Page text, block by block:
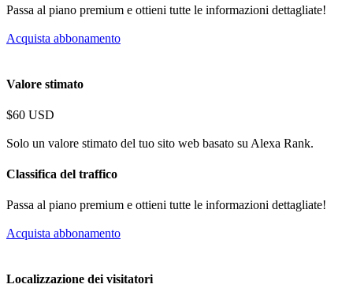
Passa al piano premium e ottieni tutte le informazioni dettagliate!
Acquista abbonamento
Valore stimato
$60 USD
Solo un valore stimato del tuo sito web basato su Alexa Rank.
Classifica del traffico
Passa al piano premium e ottieni tutte le informazioni dettagliate!
Acquista abbonamento
Localizzazione dei visitatori